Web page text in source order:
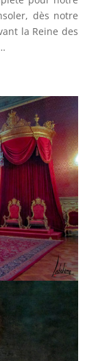
dès notre
la Reine des